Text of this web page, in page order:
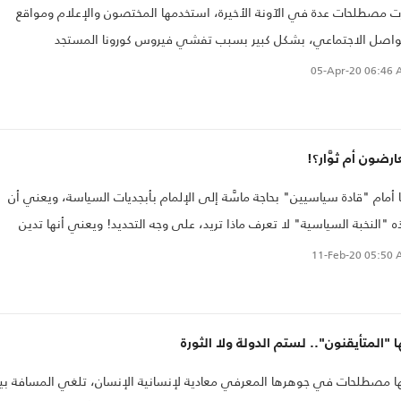
مصطلحات عدة في الآونة الأخيرة، استخدمها المختصون والإعلام ومواقع
الاجتماعي، بشكل كبير بسبب تفشي فيروس كورونا المستجد
19)..
05-Apr-20 06:46
أم ثوَّار؟!
أمام "قادة سياسيين" بحاجة ماسَّة إلى الإلمام بأبجديات السياسة، ويعني أن
"النخبة السياسية" لا تعرف ماذا تريد، على وجه التحديد! ويعني أنها تدين
بالخيانة العظمى، بينما تعتقد أنها تقوم بعمل "وطني" عظيم..
11-Feb-20 05:50
"المتأيقنون".. لستم الدولة ولا الثورة
مصطلحات في جوهرها المعرفي معادية لإنسانية الإنسان، تلغي المسافة